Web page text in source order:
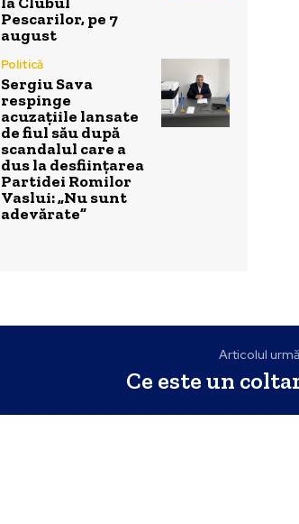
Pescarilor, pe 7
august
Politică
Sergiu Sava
respinge
acuzațiile lansate
de fiul său după
scandalul care a
dus la desființarea
Partidei Romilor
Vaslui: „Nu sunt
adevărate”
Articolul
Ce este un